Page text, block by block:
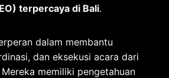
terpercaya di Bali.
dalam membantu
dan eksekusi acara dari
memiliki pengetahuan